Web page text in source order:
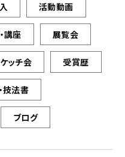
活動動画
講座 展覧会
ッチ会 受賞歴
技法書
ブログ